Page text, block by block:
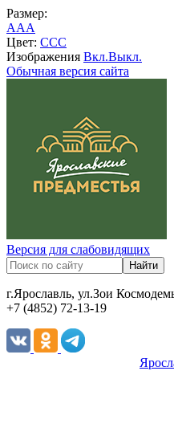
Размер:
AAA
Цвет: CCC
Изображения Вкл.Выкл.
Обычная версия сайта
Версия для слабовидящих
г.Ярославль, ул.Зои
+7 (4852) 72-13-19